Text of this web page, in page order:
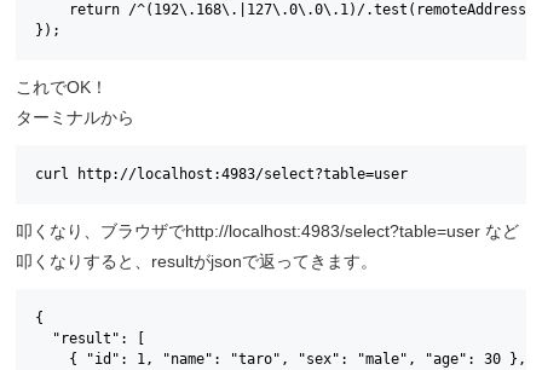
return /^(192\.168\.|127\.0\.0\.1)/
});
これでOK！
ターミナルから
curl http://localhost:4983/select?table=user
叩くなり、ブラウザでhttp://localhost:4983/select?table=user など
叩くなりすると、resultがjsonで返ってきます。
{
  "result": [
    { "id": 1, "name": "taro", "sex": "male", "age": 30 },